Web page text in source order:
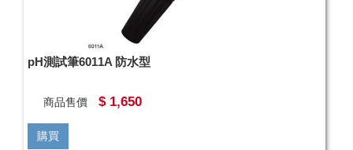
pH測試筆6011A 防水型
商品售價 $ 1,650
購買